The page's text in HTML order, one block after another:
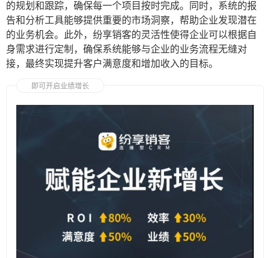
的规划和跟踪，确保每一个项目按时完成。同时，系统的报
告和分析工具能够提供重要的市场洞察，帮助企业发现潜在
的业务机会。此外，纷享销客的灵活性使得企业可以根据自
身需求进行定制，确保系统能够与企业的业务流程无缝对
接，最终实现提升客户满意度和增加收入的目标。
即可开启业绩增长